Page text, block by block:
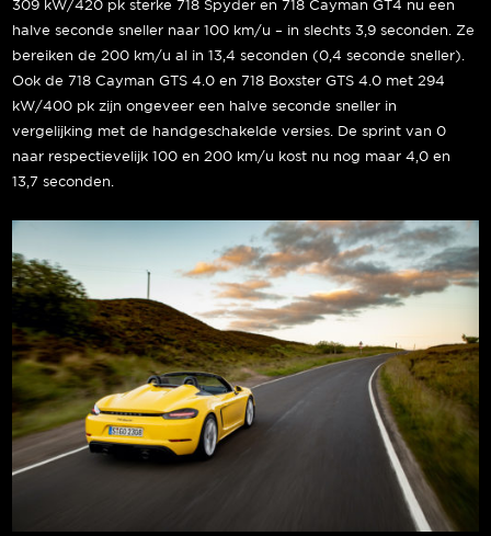
309 kW/420 pk sterke 718 Spyder en 718 Cayman GT4 nu een
halve seconde sneller naar 100 km/u – in slechts 3,9 seconden. Ze
bereiken de 200 km/u al in 13,4 seconden (0,4 seconde sneller).
Ook de 718 Cayman GTS 4.0 en 718 Boxster GTS 4.0 met 294
kW/400 pk zijn ongeveer een halve seconde sneller in
vergelijking met de handgeschakelde versies. De sprint van 0
naar respectievelijk 100 en 200 km/u kost nu nog maar 4,0 en
13,7 seconden.